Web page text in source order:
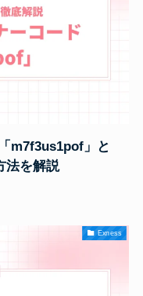
m7f3us1pof」と
法を解説
Exness